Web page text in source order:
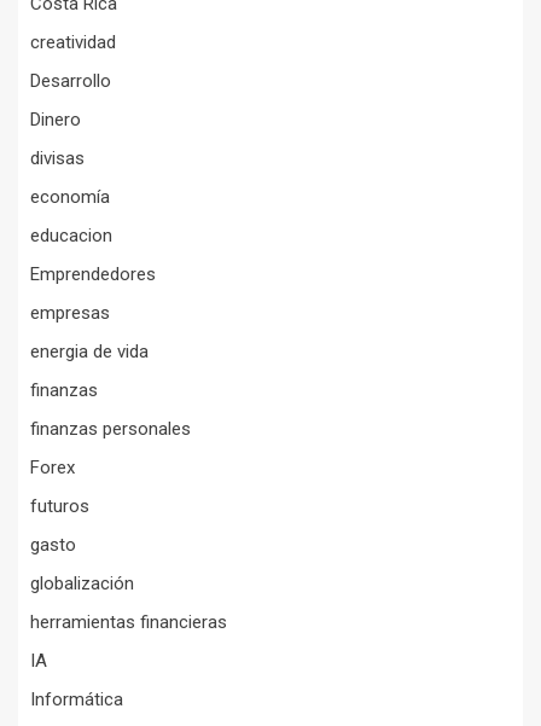
creatividad
Desarrollo
Dinero
divisas
economía
educacion
Emprendedores
empresas
energia de vida
finanzas
finanzas personales
Forex
futuros
gasto
globalización
herramientas financieras
IA
Informática